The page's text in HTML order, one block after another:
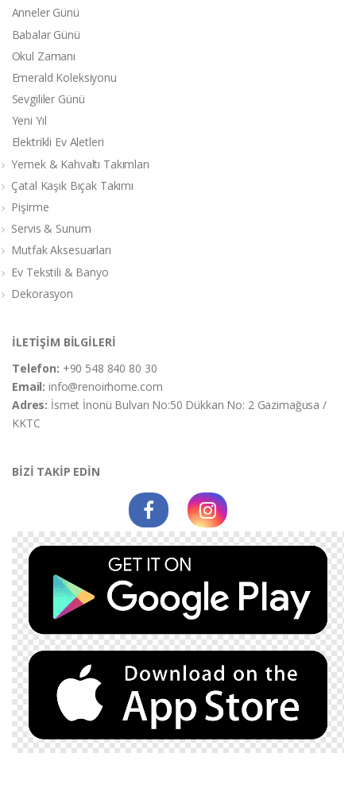
Anneler Günü
Babalar Günü
Okul Zamanı
Emerald Koleksiyonu
Sevgililer Günü
Yeni Yıl
Elektrikli Ev Aletleri
Yemek & Kahvaltı Takımları
Çatal Kaşık Bıçak Takımı
Pişirme
Servis & Sunum
Mutfak Aksesuarları
Ev Tekstili & Banyo
Dekorasyon
İLETİŞİM BİLGİLERİ
Telefon: +90 548 840 80 30
Email:info@renoirhome.com
Adres: İsmet İnonü Bulvarı No:50 Dükkan No: 2 Gazimağusa /
KKTC
BİZİ TAKİP EDİN